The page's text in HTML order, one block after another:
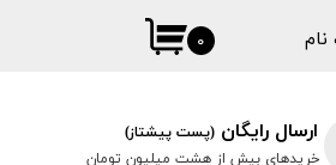
۰
ارسال رایگان (پست پیشتاز)
خریدهای بیش از هشت میلیون تومان